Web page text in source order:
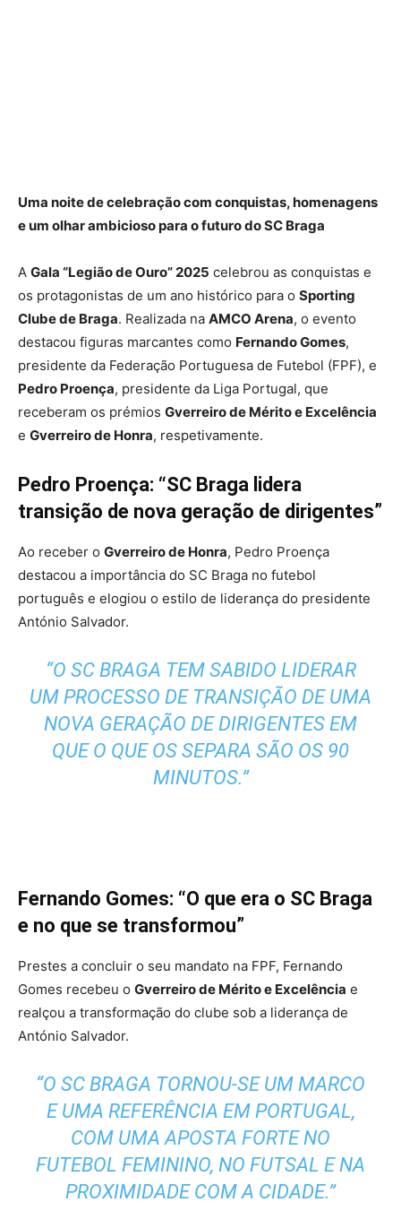
Uma noite de celebração com conquistas, homenagens
e um olhar ambicioso para o futuro do SC Braga
A Gala “Legião de Ouro” 2025 celebrou as conquistas e
os protagonistas de um ano histórico para o Sporting
Clube de Braga. Realizada na AMCO Arena, o evento
destacou figuras marcantes como Fernando Gomes,
presidente da Federação Portuguesa de Futebol (FPF), e
Pedro Proença, presidente da Liga Portugal, que
receberam os prémios Gverreiro de Mérito e Excelência
e Gverreiro de Honra, respetivamente.
Pedro Proença: “SC Braga lidera
transição de nova geração de dirigentes”
Ao receber o Gverreiro de Honra, Pedro Proença
destacou a importância do SC Braga no futebol
português e elogiou o estilo de liderança do presidente
António Salvador.
“O SC BRAGA TEM SABIDO LIDERAR
UM PROCESSO DE TRANSIÇÃO DE UMA
NOVA GERAÇÃO DE DIRIGENTES EM
QUE O QUE OS SEPARA SÃO OS 90
MINUTOS.”
Fernando Gomes: “O que era o SC Braga
e no que se transformou”
Prestes a concluir o seu mandato na FPF, Fernando
Gomes recebeu o Gverreiro de Mérito e Excelência e
realçou a transformação do clube sob a liderança de
António Salvador.
“O SC BRAGA TORNOU-SE UM MARCO
E UMA REFERÊNCIA EM PORTUGAL,
COM UMA APOSTA FORTE NO
FUTEBOL FEMININO, NO FUTSAL E NA
PROXIMIDADE COM A CIDADE.”